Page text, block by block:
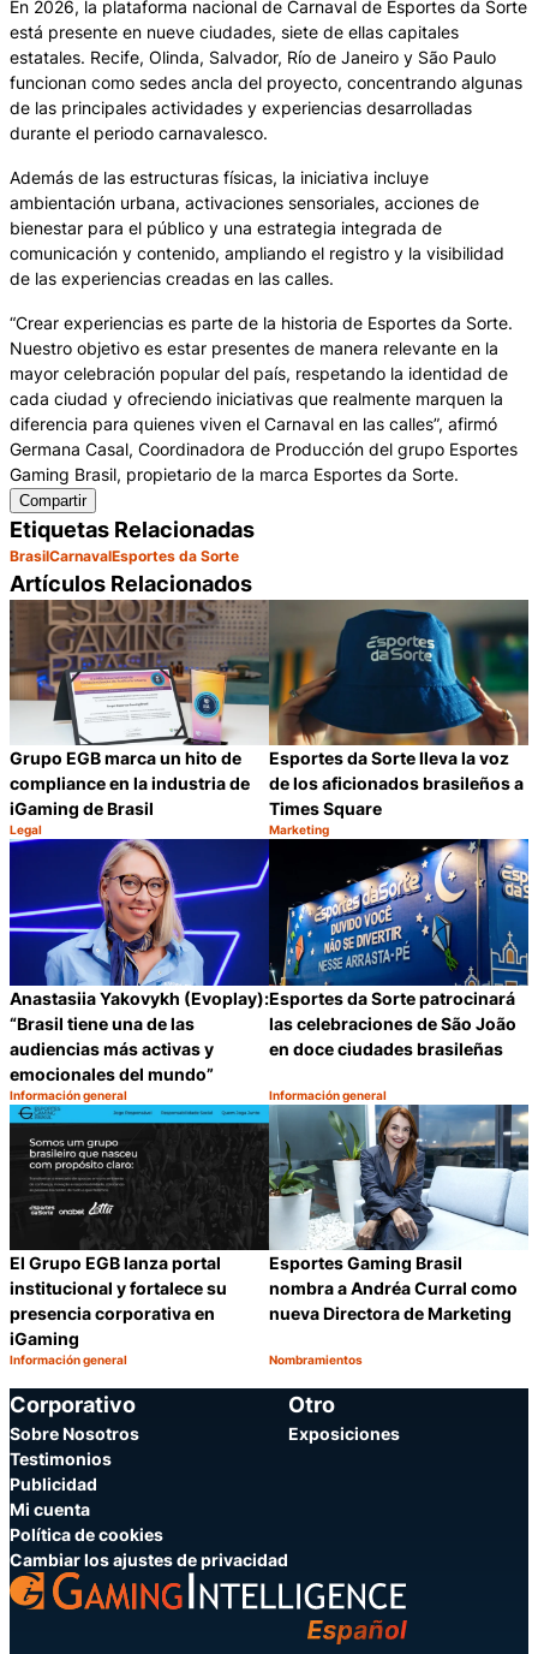
En 2026, la plataforma nacional de Carnaval de Esportes da Sorte
está presente en nueve ciudades, siete de ellas capitales
estatales. Recife, Olinda, Salvador, Río de Janeiro y São Paulo
funcionan como sedes ancla del proyecto, concentrando algunas
de las principales actividades y experiencias desarrolladas
durante el periodo carnavalesco.
Además de las estructuras físicas, la iniciativa incluye
ambientación urbana, activaciones sensoriales, acciones de
bienestar para el público y una estrategia integrada de
comunicación y contenido, ampliando el registro y la visibilidad
de las experiencias creadas en las calles.
“Crear experiencias es parte de la historia de Esportes da Sorte.
Nuestro objetivo es estar presentes de manera relevante en la
mayor celebración popular del país, respetando la identidad de
cada ciudad y ofreciendo iniciativas que realmente marquen la
diferencia para quienes viven el Carnaval en las calles”, afirmó
Germana Casal, Coordinadora de Producción del grupo Esportes
Gaming Brasil, propietario de la marca Esportes da Sorte.
Compartir
Etiquetas Relacionadas
BrasilCarnavalEsportes da Sorte
Artículos Relacionados
Grupo EGB marca un hito de
compliance en la industria de
iGaming de Brasil
Categoría:
Legal
Compartir
Esportes da Sorte lleva la voz
de los aficionados brasileños a
Times Square
Categoría:
Marketing
Anastasiia Yakovykh (Evoplay):
“Brasil tiene una de las
audiencias más activas y
emocionales del mundo”
Categoría:
Información general
Compartir
Esportes da Sorte patrocinará
las celebraciones de São João
en doce ciudades brasileñas
Categoría:
Información general
El Grupo EGB lanza portal
institucional y fortalece su
presencia corporativa en
iGaming
Categoría:
Información general
Esportes Gaming Brasil
nombra a Andréa Curral como
nueva Directora de Marketing
Categoría:
Nombramientos
Corporativo
Sobre Nosotros
Testimonios
Publicidad
Mi cuenta
Política de cookies
Cambiar los ajustes de privacidad
Otro
Exposiciones